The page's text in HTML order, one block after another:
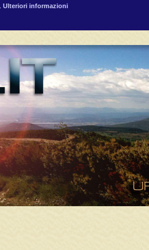
Ulteriori informazioni